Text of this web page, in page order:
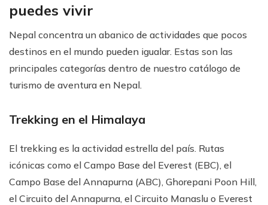
puedes vivir
Nepal concentra un abanico de actividades que pocos
destinos en el mundo pueden igualar. Estas son las
principales categorías dentro de nuestro catálogo de
turismo de aventura en Nepal.
Trekking en el Himalaya
El trekking es la actividad estrella del país. Rutas
icónicas como el Campo Base del Everest (EBC), el
Campo Base del Annapurna (ABC), Ghorepani Poon Hill,
el Circuito del Annapurna, el Circuito Manaslu o Everest